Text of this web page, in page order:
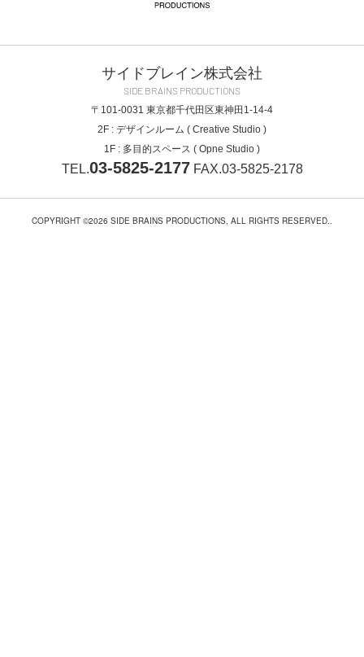
サイドブレイン株式会社
SIDE BRAINS PRODUCTIONS
〒101-0031 東京都千代田区東神田1-14-4
2F : デザインルーム ( Creative Studio )
1F : 多目的スペース ( Opne Studio )
TEL.03-5825-2177 FAX.03-5825-2178
COPYRIGHT ©2026 SIDE BRAINS PRODUCTIONS, ALL RIGHTS RESERVED..